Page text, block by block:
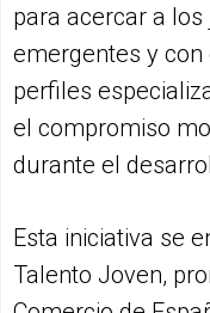
para acercar a
emergentes y
perfiles
el compromiso
durante el
Esta iniciativa se
Talento Joven,